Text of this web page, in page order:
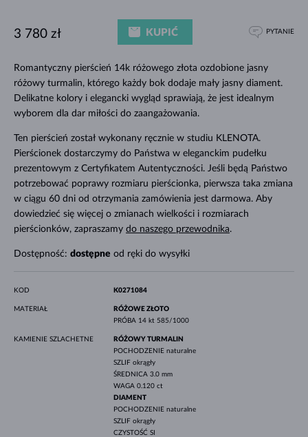
Romantyczny pierścień 14k różowego złota ozdobione jasny
różowy turmalin, którego każdy bok dodaje mały jasny diament.
Delikatne kolory i elegancki wygląd sprawiają, że jest idealnym
wyborem dla dar miłości do zaangażowania.
Ten pierścień został wykonany ręcznie w studiu KLENOTA.
Pierścionek dostarczymy do Państwa w eleganckim pudełku
prezentowym z Certyfikatem Autentyczności. Jeśli będą Państwo
potrzebować poprawy rozmiaru pierścionka, pierwsza taka zmiana
w ciągu 60 dni od otrzymania zamówienia jest darmowa. Aby
dowiedzieć się więcej o zmianach wielkości i rozmiarach
pierścionków, zapraszamy do naszego przewodnika.
Dostępność: dostępne od ręki do wysyłki
3 780 zł KUPIĆ PYTANIE
KOD K0271084
MATERIAŁ
RÓŻOWE ZŁOTO
PRÓBA 14 kt 585/1000
KAMIENIE SZLACHETNE
RÓŻOWY TURMALIN
POCHODZENIE naturalne
SZLIF okrągły
ŚREDNICA 3.0 mm
WAGA 0.120 ct
DIAMENT
POCHODZENIE naturalne
SZLIF okrągły
CZYSTOŚĆ SI